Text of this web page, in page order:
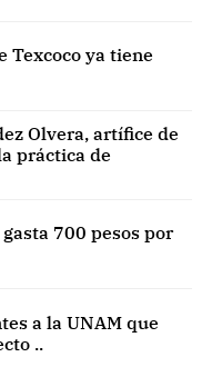
Texcoco ya tiene
Olvera, artífice de
práctica de
700 pesos por
a la UNAM que
..